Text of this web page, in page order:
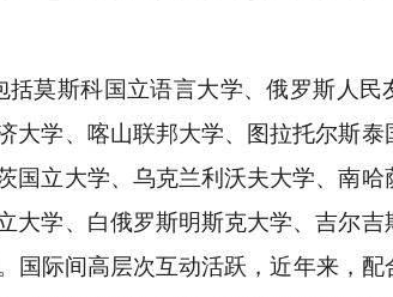
莫斯科国立语言大学、俄罗斯人民
大学、喀山联邦大学、图拉托尔斯泰
国立大学、乌克兰利沃夫大学、南哈
大学、白俄罗斯明斯克大学、吉尔吉
国际间高层次互动活跃，近年来，配